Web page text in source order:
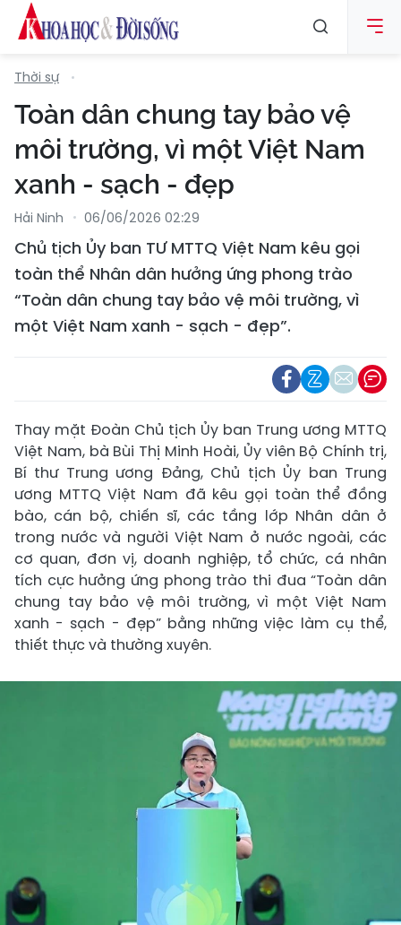
Thời sự
Toàn dân chung tay bảo vệ
môi trường, vì một Việt Nam
xanh - sạch - đẹp
Hải Ninh 06/06/2026 02:29
Chủ tịch Ủy ban TƯ MTTQ Việt Nam kêu gọi
toàn thể Nhân dân hưởng ứng phong trào
“Toàn dân chung tay bảo vệ môi trường, vì
một Việt Nam xanh - sạch - đẹp”.
Thay mặt Đoàn Chủ tịch Ủy ban Trung ương MTTQ
Việt Nam, bà Bùi Thị Minh Hoài, Ủy viên Bộ Chính trị,
Bí thư Trung ương Đảng, Chủ tịch Ủy ban Trung
ương MTTQ Việt Nam đã kêu gọi toàn thể đồng
bào, cán bộ, chiến sĩ, các tầng lớp Nhân dân ở
trong nước và người Việt Nam ở nước ngoài, các
cơ quan, đơn vị, doanh nghiệp, tổ chức, cá nhân
tích cực hưởng ứng phong trào thi đua “Toàn dân
chung tay bảo vệ môi trường, vì một Việt Nam
xanh - sạch - đẹp” bằng những việc làm cụ thể,
thiết thực và thường xuyên.